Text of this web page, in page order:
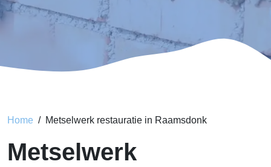
Home Metselwerk restauratie in Raamsdonk
Metselwerk